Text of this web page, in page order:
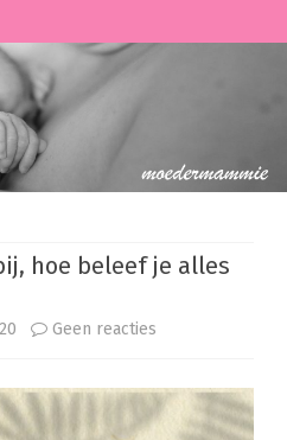
de
inhoud
hoe beleef je alles
Geen reacties
een